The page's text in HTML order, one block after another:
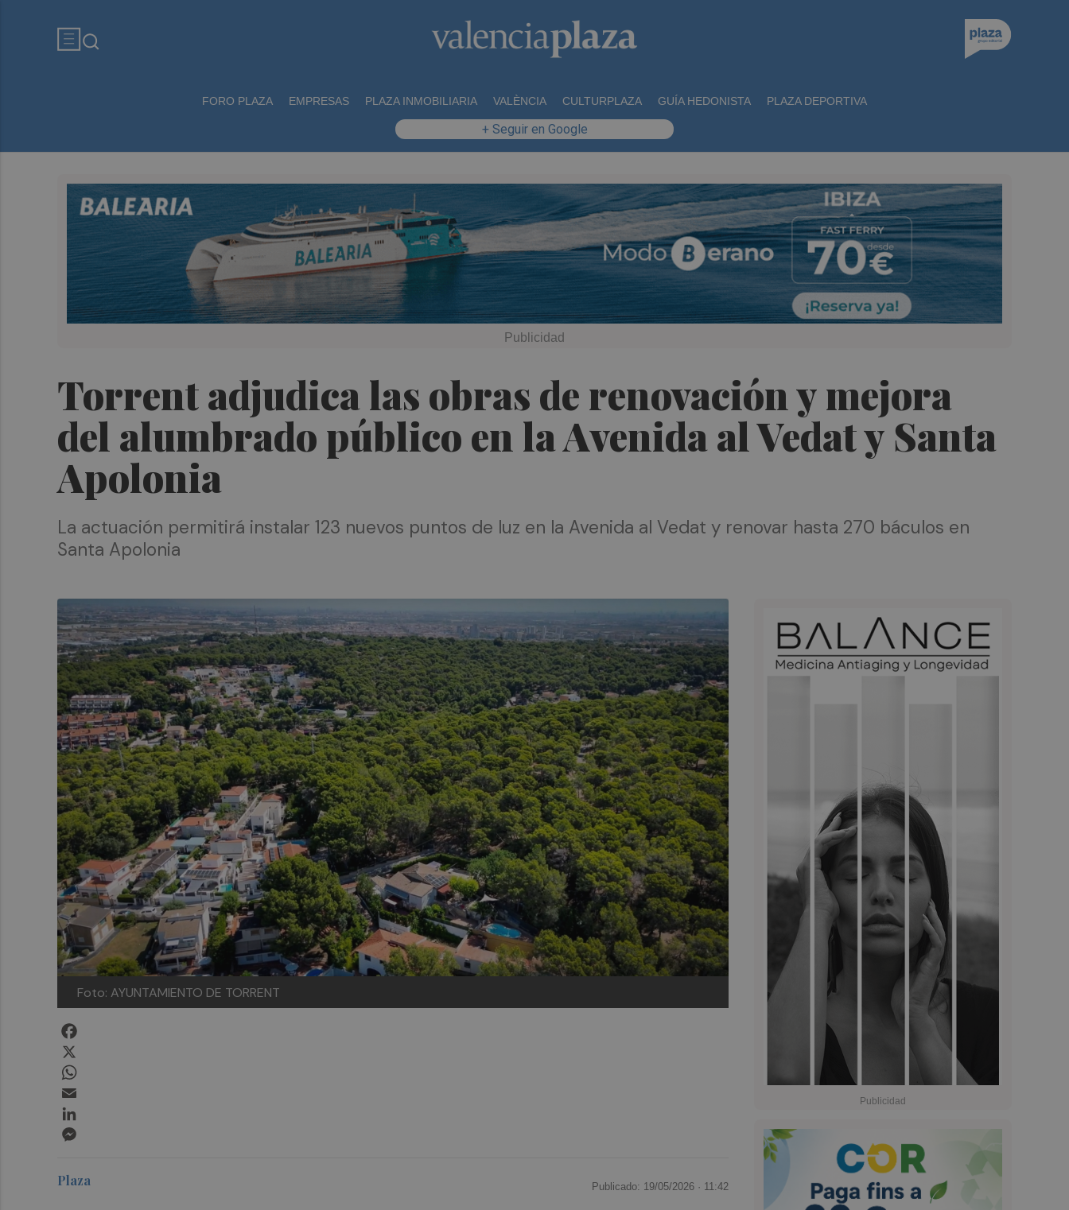
FORO PLAZA EMPRESAS PLAZA INMOBILIARIA VALÈNCIA CULTURPLAZA GUÍA HEDONISTA PLAZA DEPORTIVA
+ Seguir en Google
Torrent adjudica las obras de renovación y mejora
del alumbrado público en la Avenida al Vedat y Santa
Apolonia
La actuación permitirá instalar 123 nuevos puntos de luz en la Avenida al Vedat y renovar hasta 270 báculos en
Santa Apolonia
Foto: AYUNTAMIENTO DE TORRENT
Plaza Publicado: 19/05/2026 · 11:42